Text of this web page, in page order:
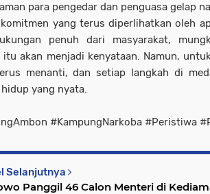
para pengedar dan penguasa gelap
komitmen yang terus diperlihatkan oleh
penuh dari masyarakat,
itu akan menjadi kenyataan. Namun,
menanti, dan setiap langkah di
yang nyata.
#KampungNarkoba #Peristiwa
Selanjutnya
Panggil 46 Calon Menteri di